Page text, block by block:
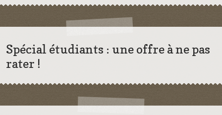
Spécial étudiants : une offre à ne pas
rater !